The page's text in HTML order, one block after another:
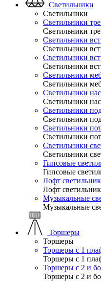
Светильники
Светильники
Светильники
Светильники
Светильники
Светильники
Светильники
Светильники
Светильники
Светильники
Светильники
Светильники
Светильники
Светильники
Светильники
Светильники
Светильники
Светильники
Гипсовые
Гипсовые
Лофт
Лофт
Музыкальные
Музыкальные
Торшеры
Торшеры
Торшеры с 1
Торшеры с 1
Торшеры с 2 и
Торшеры с 2 и